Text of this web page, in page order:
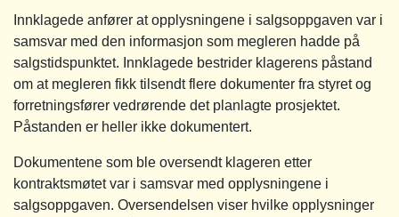
Innklagede anfører at opplysningene i salgsoppgaven var i
samsvar med den informasjon som megleren hadde på
salgstidspunktet. Innklagede bestrider klagerens påstand
om at megleren fikk tilsendt flere dokumenter fra styret og
forretningsfører vedrørende det planlagte prosjektet.
Påstanden er heller ikke dokumentert.
Dokumentene som ble oversendt klageren etter
kontraktsmøtet var i samsvar med opplysningene i
salgsoppgaven. Oversendelsen viser hvilke opplysninger